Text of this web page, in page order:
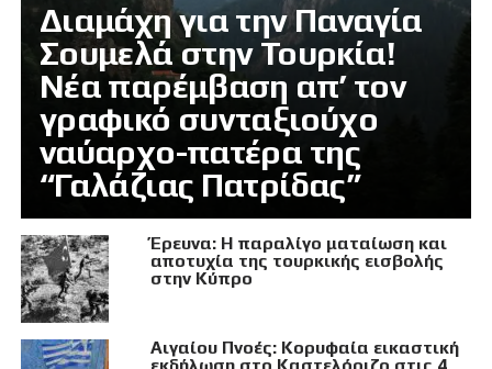
Διαμάχη για την Παναγία
Σουμελά στην Τουρκία!
Νέα παρέμβαση απ’ τον
γραφικό συνταξιούχο
ναύαρχο-πατέρα της
“Γαλάζιας Πατρίδας”
Έρευνα: Η παραλίγο ματαίωση και
αποτυχία της τουρκικής εισβολής
στην Κύπρο
Αιγαίου Πνοές: Κορυφαία εικαστική